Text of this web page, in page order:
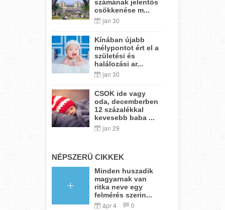
számának jelentős
csökkenése m...
jan 30
Kínában újabb
mélypontot ért el a
születési és
halálozási ar...
jan 30
CSOK ide vagy
oda, decemberben
12 százalékkal
kevesebb baba ...
jan 29
NÉPSZERŰ CIKKEK
Minden huszadik
magyarnak van
ritka neve egy
felmérés szerin...
ápr 4 0